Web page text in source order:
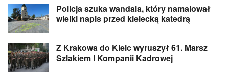
Policja szuka wandala, który namalował
wielki napis przed kielecką katedrą
Z Krakowa do Kielc wyruszył 61. Marsz
Szlakiem I Kompanii Kadrowej